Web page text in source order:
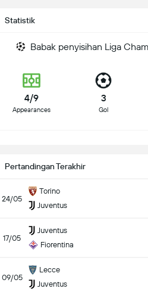
Statistik
Babak penyisihan Liga
4/9
Appearances
3
Gol
Pertandingan Terakhir
24/05
Torino
Juventus
17/05
Juventus
Fiorentina
09/05
Lecce
Juventus